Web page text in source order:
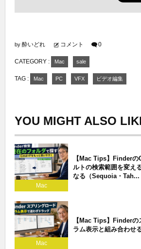
by 酔いどれ コメント 0
CATEGORY : Mac sale
TAG : Mac PC VFX ビデオ編集
YOU MIGHT ALSO
Mac
【Mac Tips】Finder
ルトの検索範囲を変え
なる（Sequoia・Tah...
Mac
【Mac Tips】Finder
ラム表示と組み合わせ